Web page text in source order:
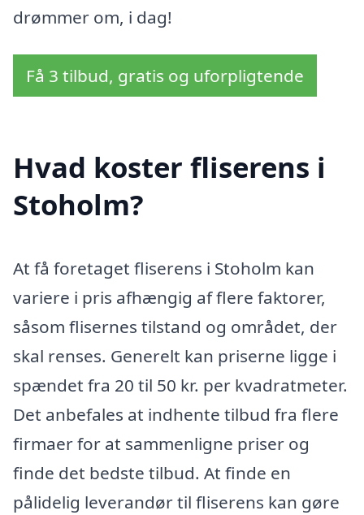
drømmer om, i dag!
Få 3 tilbud, gratis og uforpligtende
Hvad koster fliserens i
Stoholm?
At få foretaget fliserens i Stoholm kan
variere i pris afhængig af flere faktorer,
såsom flisernes tilstand og området, der
skal renses. Generelt kan priserne ligge i
spændet fra 20 til 50 kr. per kvadratmeter.
Det anbefales at indhente tilbud fra flere
firmaer for at sammenligne priser og
finde det bedste tilbud. At finde en
pålidelig leverandør til fliserens kan gøre